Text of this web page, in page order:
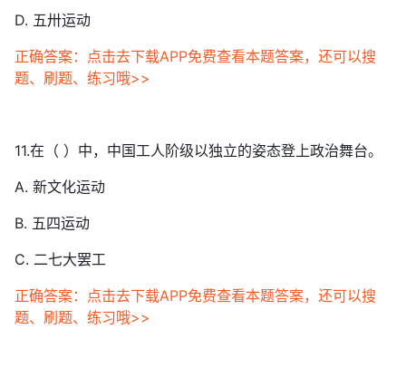
D. 五卅运动
正确答案：点击去下载APP免费查看本题答案，还可以搜
题、刷题、练习哦>>
11.在（ ）中，中国工人阶级以独立的姿态登上政治舞台。
A. 新文化运动
B. 五四运动
C. 二七大罢工
正确答案：点击去下载APP免费查看本题答案，还可以搜
题、刷题、练习哦>>